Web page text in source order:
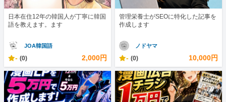
日本在住12年の韓国人が丁寧に韓国
語を教えます。ます
JOA韓国語
- (0) 2,000円
管理栄養士がSEOに特化した記事を
作成します
ノドヤマ
- (0) 10,000円